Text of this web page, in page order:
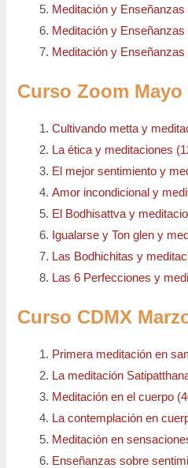
Meditación y Enseñanzas
Meditación y Enseñanzas
Meditación y Enseñanzas
Curso Zoom
Cultivando metta y
La ética y meditaciones
El mejor sentimiento y
Amor incondicional y
El Bodhisattva y
Igualarse y Ton glen y
Las Bodhichitas y
Las 6 Perfecciones y
Curso CDMX
Primera meditación en
La meditación
Meditación en el cuerpo
La contemplación en
Meditación en
Enseñanzas sobre